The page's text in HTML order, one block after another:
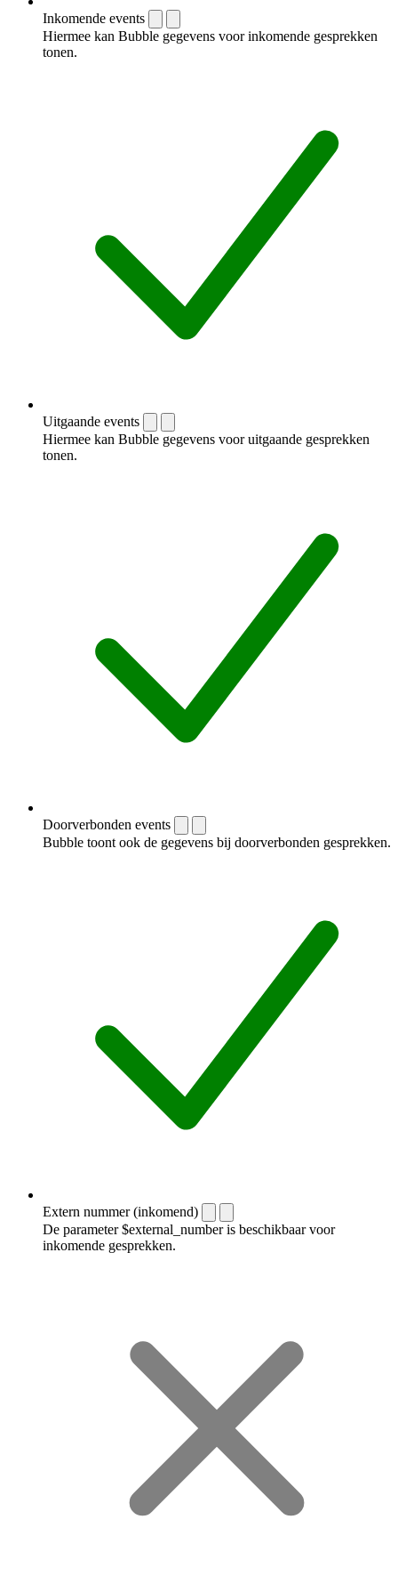
Inkomende events
Hiermee kan Bubble gegevens voor inkomende gesprekken
tonen.
Uitgaande events
Hiermee kan Bubble gegevens voor uitgaande gesprekken
tonen.
Doorverbonden events
Bubble toont ook de gegevens bij doorverbonden gesprekken.
Extern nummer (inkomend)
De parameter $external_number is beschikbaar voor
inkomende gesprekken.